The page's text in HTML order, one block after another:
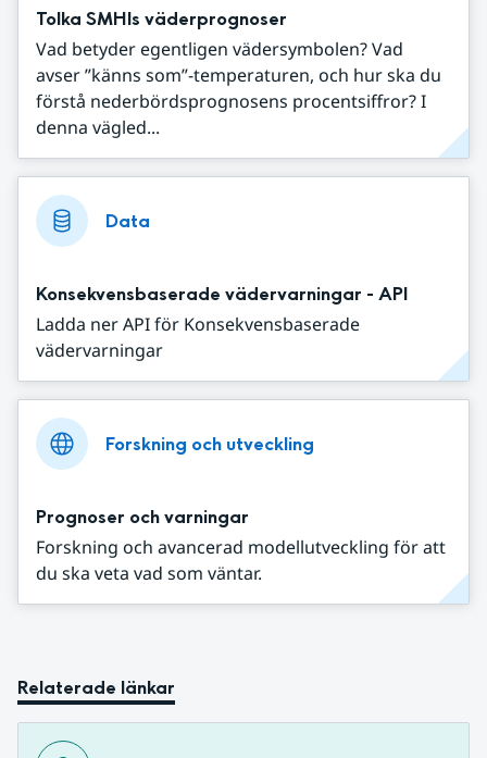
Tolka SMHIs väderprognoser
Vad betyder egentligen vädersymbolen? Vad
avser ”känns som”-temperaturen, och hur ska du
förstå nederbördsprognosens procentsiffror? I
denna vägled...
Data
Konsekvensbaserade vädervarningar - API
Ladda ner API för Konsekvensbaserade
vädervarningar
Forskning och utveckling
Prognoser och varningar
Forskning och avancerad modellutveckling för att
du ska veta vad som väntar.
Relaterade länkar